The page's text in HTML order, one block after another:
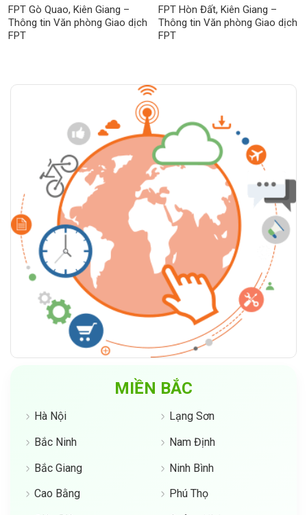
FPT Gò Quao, Kiên Giang –
Thông tin Văn phòng Giao dịch
FPT
FPT Hòn Đất, Kiên Giang –
Thông tin Văn phòng Giao dịch
FPT
MIỀN BẮC
Hà Nội
Bắc Ninh
Bắc Giang
Cao Bằng
Lạng Sơn
Nam Định
Ninh Bình
Phú Thọ